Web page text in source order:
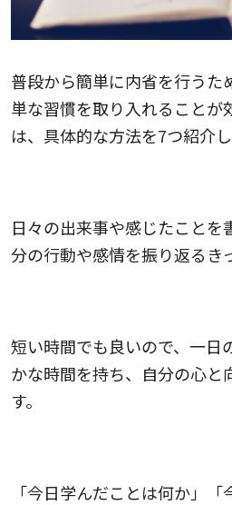
普段から簡単に内省を行うた
単な習慣を取り入れることが
は、具体的な方法を7つ紹介し
日々の出来事や感じたことを
分の行動や感情を振り返るき
短い時間でも良いので、一日
かな時間を持ち、自分の心と
す。
「今日学んだことは何か」